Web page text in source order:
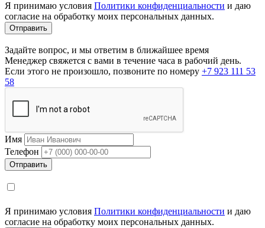
Я принимаю условия Политики конфиденциальности и даю
согласие на обработку моих персональных данных.
Задайте вопрос, и мы ответим в ближайшее время
Менеджер свяжется с вами в течение часа в рабочий день.
Если этого не произошло, позвоните по номеру +7 923 111 53
58
Имя
Телефон
Я принимаю условия Политики конфиденциальности и даю
согласие на обработку моих персональных данных.